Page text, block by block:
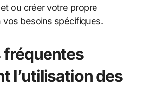
ou créer votre propre
vos besoins spécifiques.
fréquentes
l’utilisation des